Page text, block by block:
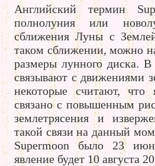
Английский термин
полнолуния или
сближения Луны с
таком сближении, можно
размеры лунного диска.
связывают с движениями
некоторые считают, что
связано с повышенным
землетрясения и
такой связи на данный
Supermoon было 23
явление будет 10 августа